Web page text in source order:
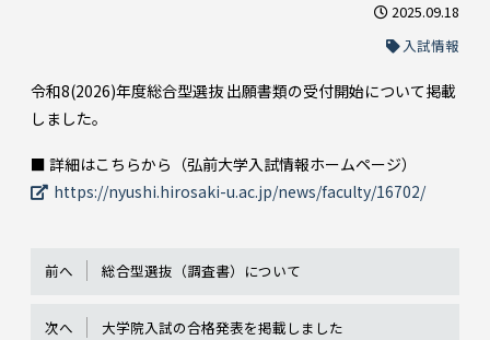
2025.09.18
入試情報
令和8(2026)年度総合型選抜 出願書類の受付開始について掲載
しました。
■ 詳細はこちらから（弘前大学入試情報ホームページ）
https://nyushi.hirosaki-u.ac.jp/news/faculty/16702/
前へ 総合型選抜（調査書）について
次へ 大学院入試の合格発表を掲載しました